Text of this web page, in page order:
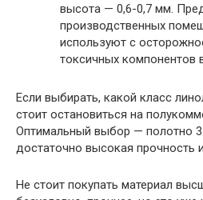
высота — 0,6-0,7 мм.
производственных
используют с
токсичных компонентов
Если выбирать, какой класс
стоит остановиться на
Оптимальный выбор — полотно
достаточно высокая прочность
Не стоит покупать материал